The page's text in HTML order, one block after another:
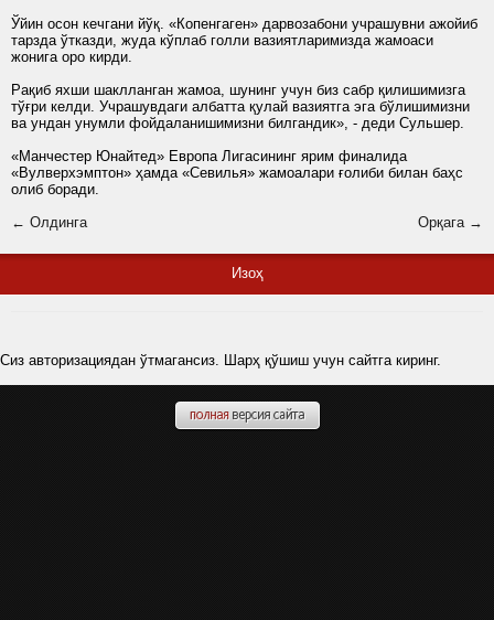
Ўйин осон кечгани йўқ. «Копенгаген» дарвозабони учрашувни ажойиб
тарзда ўтказди, жуда кўплаб голли вазиятларимизда жамоаси
жонига оро кирди.
Рақиб яхши шаклланган жамоа, шунинг учун биз сабр қилишимизга
тўғри келди. Учрашувдаги албатта қулай вазиятга эга бўлишимизни
ва ундан унумли фойдаланишимизни билгандик», - деди Сульшер.
«Манчестер Юнайтед» Европа Лигасининг ярим финалида
«Вулверхэмптон» ҳамда «Севилья» жамоалари ғолиби билан баҳс
олиб боради.
← Олдинга
Орқага →
Изоҳ
Сиз авторизациядан ўтмагансиз. Шарҳ қўшиш учун сайтга киринг.